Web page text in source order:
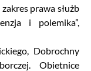
prawa służb
i polemika”,
Dobrochny
Obietnice